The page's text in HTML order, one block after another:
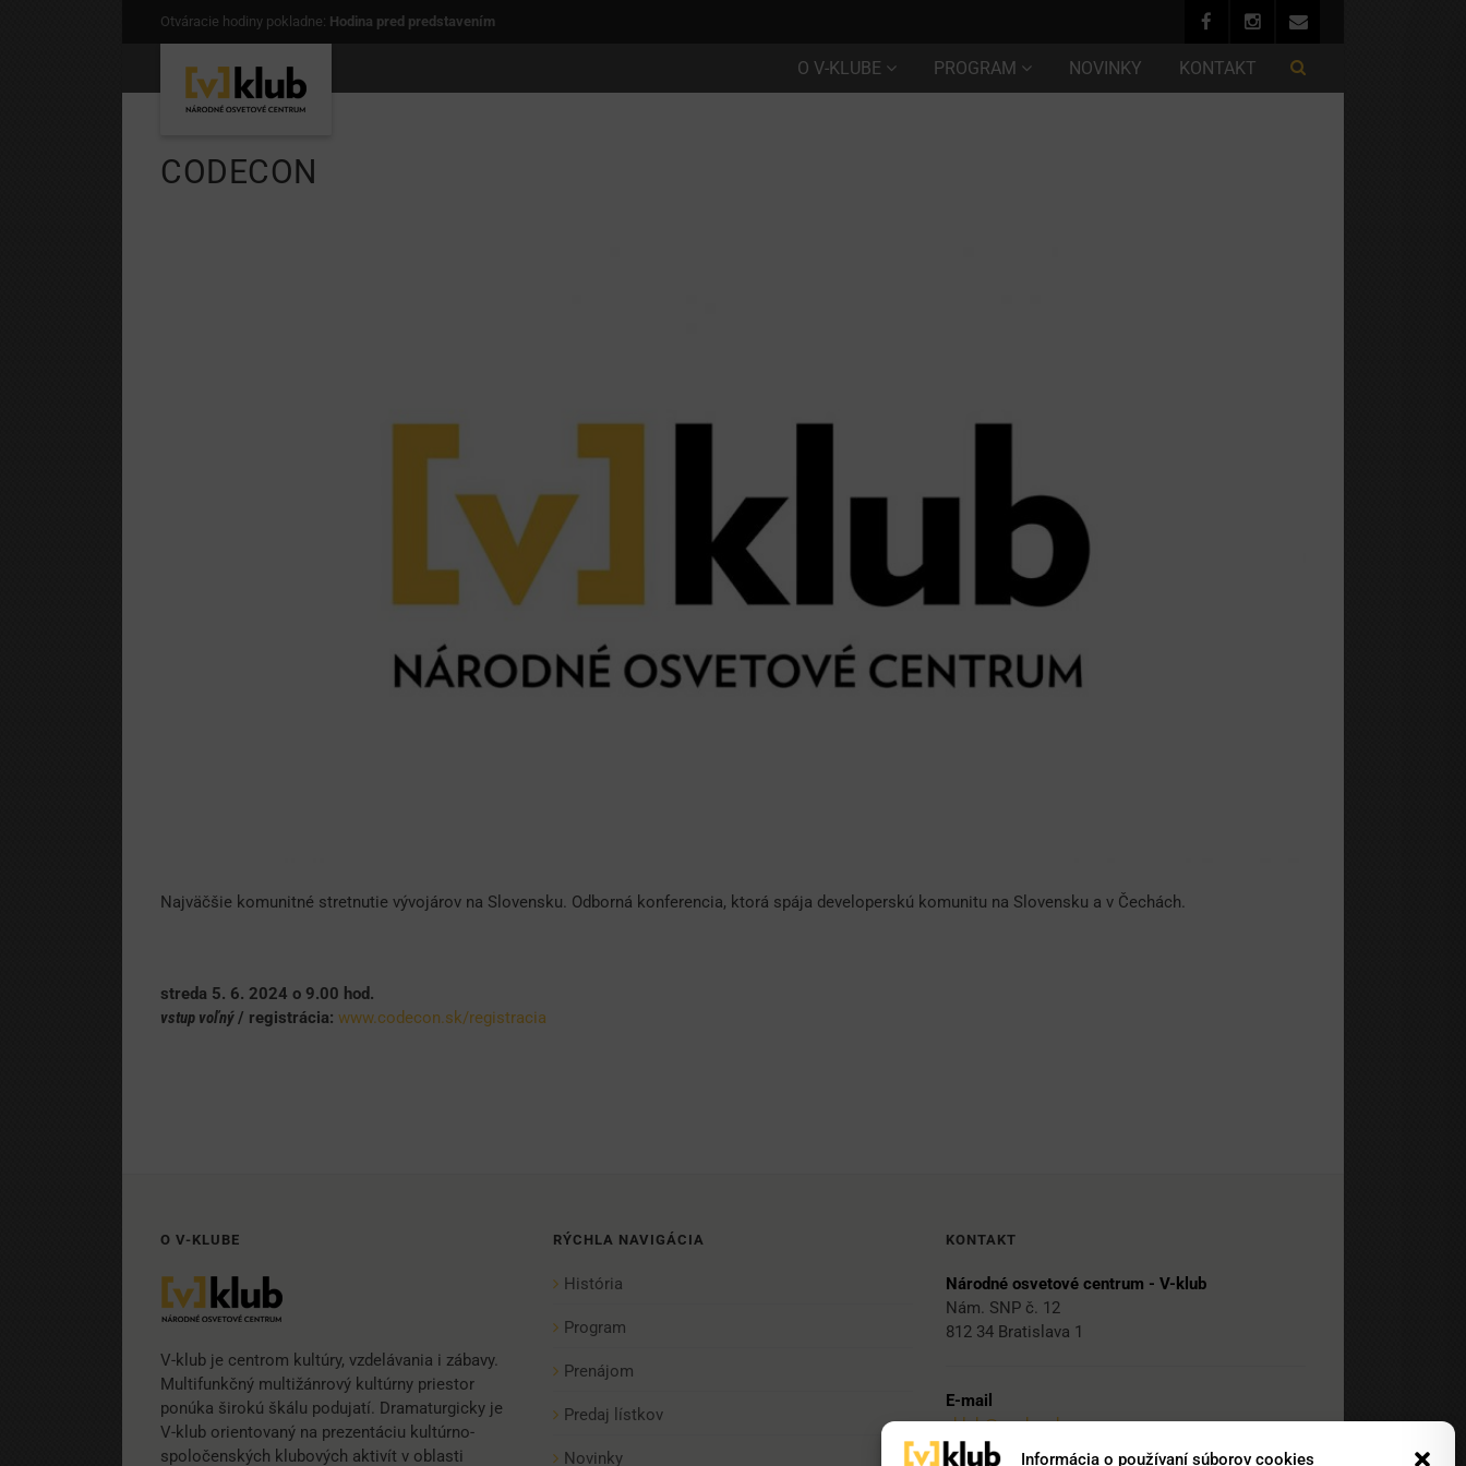
Informácia o používaní súborov cookies
Otváracie hodiny pokladne: Hodina pred predstavením
O V-KLUBE PROGRAM NOVINKY KONTAKT
CODECON
Najväčšie komunitné stretnutie vývojárov na Slovensku. Odborná konferencia, ktorá spája developerskú komunitu na Slovensku a v Čechách.
streda 5. 6. 2024 o 9.00 hod.
vstup voľný/ registrácia: www.codecon.sk/registracia
O V-KLUBE
V-klub je centrom kultúry, vzdelávania i zábavy.
Multifunkčný multižánrový kultúrny priestor
ponúka širokú škálu podujatí. Dramaturgicky je
V-klub orientovaný na prezentáciu kultúrno-
spoločenských klubových aktivít v oblasti
RÝCHLA NAVIGÁCIA
História
Program
Prenájom
Predaj lístkov
Novinky
KONTAKT
Národné osvetové centrum - V-klub
Nám. SNP č. 12
812 34 Bratislava 1
E-mail
vklub@nocka.sk